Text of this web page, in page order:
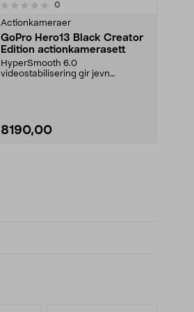
0
Actionkameraer
GoPro Hero13 Black Creator
Edition actionkamerasett
HyperSmooth 6.0
videostabilisering gir jevn
8190,00